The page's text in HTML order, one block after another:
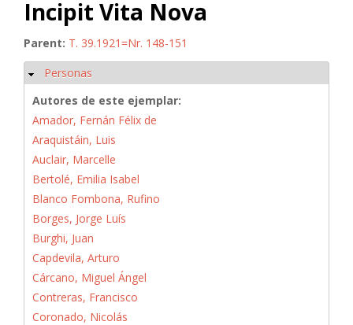
Incipit Vita Nova
Parent: T. 39.1921=Nr. 148-151
Ocultar
Personas
Autores de este ejemplar:
Amador, Fernán Félix de
Araquistáin, Luis
Auclair, Marcelle
Bertolé, Emilia Isabel
Blanco Fombona, Rufino
Borges, Jorge Luís
Burghi, Juan
Capdevila, Arturo
Cárcano, Miguel Ángel
Contreras, Francisco
Coronado, Nicolás